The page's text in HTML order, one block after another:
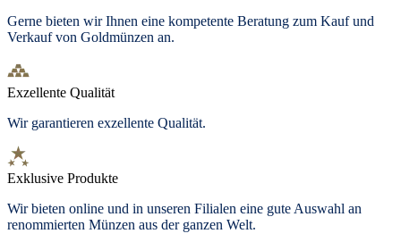
Gerne bieten wir Ihnen eine kompetente Beratung zum Kauf und
Verkauf von Goldmünzen an.
Exzellente Qualität
Wir garantieren exzellente Qualität.
Exklusive Produkte
Wir bieten online und in unseren Filialen eine gute Auswahl an
renommierten Münzen aus der ganzen Welt.